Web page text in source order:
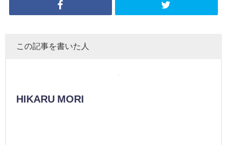
この記事を書いた人
HIKARU MORI